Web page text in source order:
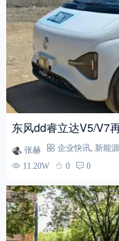
东风dd睿立达V5/V7
张赫 企业快讯, 新能源
11.20W
0 0